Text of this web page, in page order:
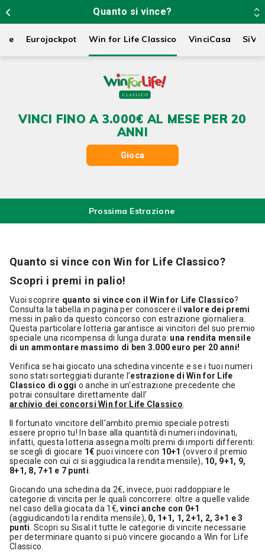
Quanto si vince?
Eurojackpot Win for Life Classico VinciCasa
VINCI FINO A 3.000€ AL MESE PER 20
ANNI
Gioca
Prossima Estrazione
Quanto si vince con Win for Life Classico?
Scopri i premi in palio!
Vuoi scoprire quanto si vince con il Win for Life Classico?
Consulta la tabella in pagina per conoscere ilvalore dei premi
messi in palio da questo concorso con estrazione giornaliera.
Questa particolare lotteria garantisce ai vincitori del suo premio
speciale una ricompensa di lunga durata: una rendita mensile
di un ammontare massimo di ben 3.000 euro per 20 anni!
Verifica se hai giocato una schedina vincente e se i tuoi numeri
sono stati sorteggiati durante l’estrazione di Win for Life
Classico di oggi o anche in un’estrazione precedente che
potrai consultare direttamente dall’
archivio dei concorsi Win for Life Classico
Il fortunato vincitore dell’ambito premio speciale potresti
essere proprio tu! In base alla quantità di numeri indovinati,
infatti, questa lotteria assegna molti premi di importi differenti:
se scegli di giocare 1€ puoi vincere con 10+1 (ovvero il premio
speciale con cui ci si aggiudica la rendita mensile), 10, 9+1, 9,
8+1, 8, 7+1 e 7 punti
Giocando una schedina da 2€, invece, puoi raddoppiare le
categorie di vincita per le quali concorrere: oltre a quelle valide
nel caso della giocata da 1€,vinci anche con 0+1
(aggiudicandoti la rendita mensile), 0, 1+1, 1, 2+1, 2, 3+1 e 3
punti . Scopri su Sisal.it tutte le categorie di vincite necessarie
per determinare quanto si può vincere giocando a Win for Life
Classico.